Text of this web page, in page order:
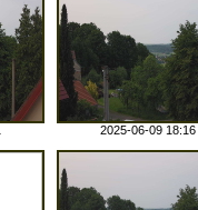
2025-06-09 18:16